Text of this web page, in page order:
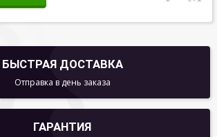
БЫСТРАЯ ДОСТАВКА
Отправка в день заказа
ГАРАНТИЯ